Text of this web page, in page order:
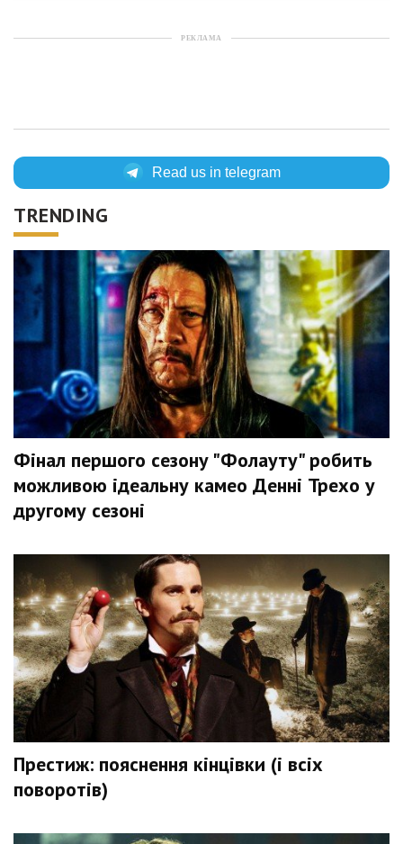
РЕКЛАМА
Read us in telegram
TRENDING
Фінал першого сезону "Фолауту" робить
можливою ідеальну камео Денні Трехо у
другому сезоні
Престиж: пояснення кінцівки (і всіх
поворотів)